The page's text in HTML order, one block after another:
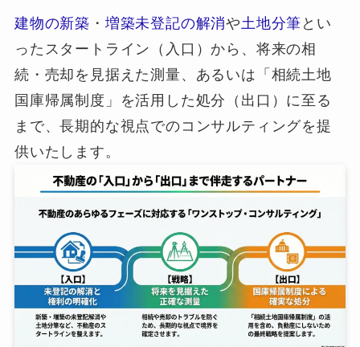
建物の新築 ・ 増築未登記の解消や 土地分筆 とい
ったスタートライン（入口）から、将来の相
続・売却を見据えた測量、あるいは「相続土地
国庫帰属制度」を活用した処分（出口）に至る
まで、長期的な視点でのコンサルティングを提
供いたします。